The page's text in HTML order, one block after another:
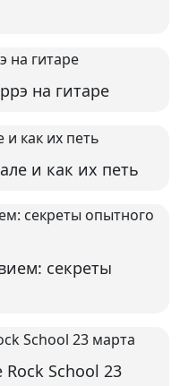
на гитаре
и как их петь
секреты
School 23